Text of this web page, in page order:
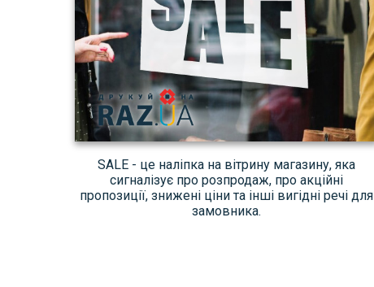
SALE - це наліпка на вітрину магазину, яка
сигналізує про розпродаж, про акційні
пропозиції, знижені ціни та інші вигідні речі для
замовника.